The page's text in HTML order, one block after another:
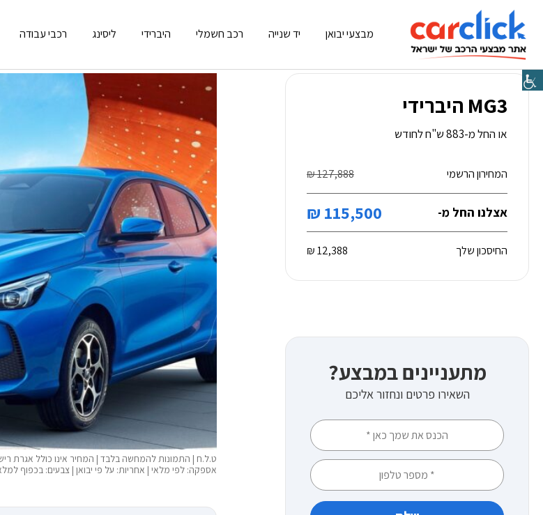
מבצעי יבואן יד שנייה רכב חשמלי היברידי ליסינג רכבי עבודה
ט.ל.ח | התמונות להמחשה בלבד | המחיר אינו כולל אגרת
אספקה: לפי מלאי | אחריות: על פי יבואן | צבעים: בכפוף למלאי | רכב
MG3 היברידי
או החל מ-883 ש"ח לחודש
המחירון הרשמי 127,888 ₪
אצלנו החל מ- 115,500 ₪
החיסכון שלך 12,388 ₪
מתעניינים במבצע?
השאירו פרטים ונחזור אליכם